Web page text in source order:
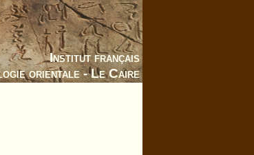
Institut français
orientale - Le Caire